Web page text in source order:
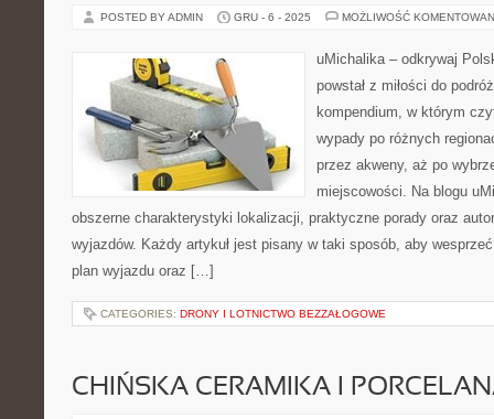
POSTED BY ADMIN GRU - 6 - 2025 MOŻLIWOŚĆ
uMichalika – odkrywaj
powstał z miłości do
kompendium, w którym
wypady po różnych
przez akweny, aż po
miejscowości. Na blogu
obszerne charakterystyki lokalizacji, praktyczne porady oraz
wyjazdów. Każdy artykuł jest pisany w taki sposób, aby
plan wyjazdu oraz […]
CATEGORIES: DRONY I LOTNICTWO BEZZAŁOGOWE
CHIŃSKA CERAMIKA I